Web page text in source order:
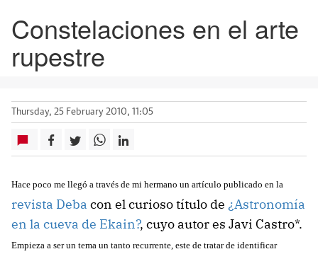
Constelaciones en el arte
rupestre
Thursday, 25 February 2010, 11:05
Hace poco me llegó a través de mi hermano un artículo publicado en la
revista Deba con el curioso título de ¿Astronomía
en la cueva de Ekain?, cuyo autor es Javi Castro*.
Empieza a ser un tema un tanto recurrente, este de tratar de identificar